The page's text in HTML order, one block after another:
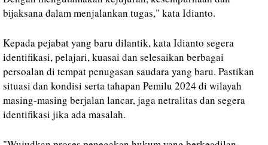
bijaksana dalam menjalankan tugas," kata Idianto.
Kepada pejabat yang baru dilantik, kata Idianto segera
identifikasi, pelajari, kuasai dan selesaikan berbagai
persoalan di tempat penugasan saudara yang baru. Pastikan
situasi dan kondisi serta tahapan Pemilu 2024 di wilayah
masing-masing berjalan lancar, jaga netralitas dan segera
identifikasi jika ada masalah.